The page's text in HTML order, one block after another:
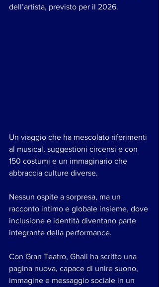
dell’artista, previsto per il 2026.
Un viaggio che ha mescolato riferimenti
al musical, suggestioni circensi e con
150 costumi e un immaginario che
abbraccia culture diverse.
Nessun ospite a sorpresa, ma un
racconto intimo e globale insieme, dove
inclusione e identità diventano parte
integrante della performance.
Con Gran Teatro, Ghali ha scritto una
pagina nuova, capace di unire suono,
immagine e messaggio sociale in un